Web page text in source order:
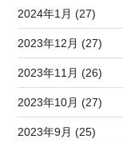
2024年1月 (27)
2023年12月 (27)
2023年11月 (26)
2023年10月 (27)
2023年9月 (25)